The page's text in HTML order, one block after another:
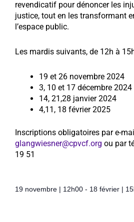
revendicatif pour dénoncer les
justice, tout en les transformant
l’espace public.
Les mardis suivants, de 12h à
19 et 26 novembre 2024
3, 10 et 17 décembre 2024
14, 21,28 janvier 2024
4,11, 18 février 2025
Inscriptions obligatoires par e-
glangwiesner@cpvcf.org ou par
19 51
19 novembre 12h00 - 18 février